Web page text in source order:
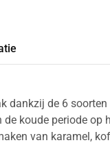
dankzij de 6 soorten
koude periode op
van karamel,